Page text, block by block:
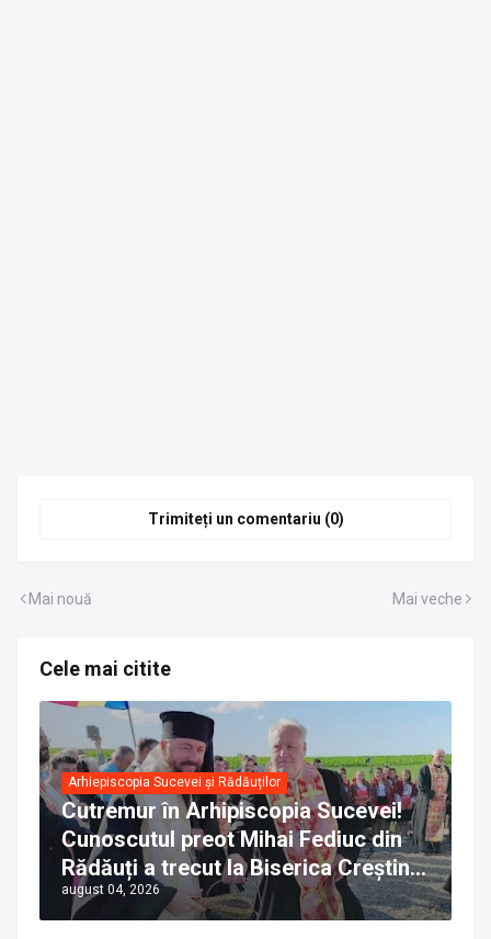
Trimiteți un comentariu (0)
Mai nouă Mai veche
Cele mai citite
Arhiepiscopia Sucevei și Rădăuților
Cutremur în Arhipiscopia Sucevei!
Cunoscutul preot Mihai Fediuc din
Rădăuți a trecut la Biserica Creștină
Ortodoxă Valahă. ÎPS Calinic anunță
că îi pregătește judecata canonică
august 04, 2026